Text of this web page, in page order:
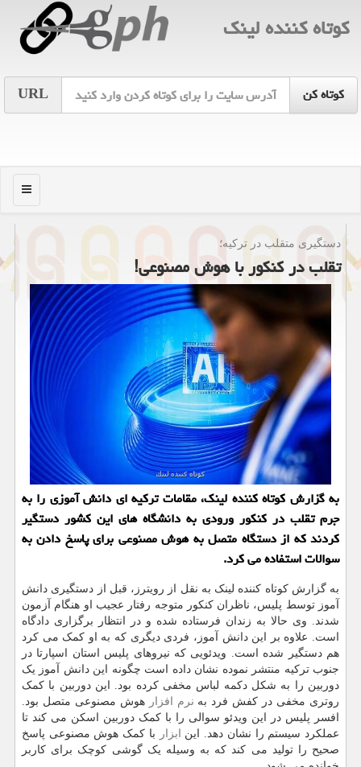
كوتاه كننده لینك
URL
منو
دستگیری متقلب در تركیه؛
تقلب در کنکور با هوش مصنوعی!
به گزارش کوتاه کننده لینک، مقامات ترکیه ای دانش آموزی را به
جرم تقلب در کنکور ورودی به دانشگاه های این کشور دستگیر
کردند که از دستگاه متصل به هوش مصنوعی برای پاسخ دادن به
سوالات استفاده می کرد.
به گزارش کوتاه کننده لینک به نقل از رویترز، قبل از دستگیری دانش
آموز توسط پلیس، ناظران کنکور متوجه رفتار عجیب او هنگام آزمون
شدند. وی حالا به زندان فرستاده شده و در انتظار برگزاری دادگاه
است. علاوه بر این دانش آموز، فردی دیگری که به او کمک می کرد
هم دستگیر شده است. ویدئویی که نیروهای پلیس استان اسپارتا در
جنوب ترکیه منتشر نموده نشان داده است چگونه این دانش آموز یک
دوربین را به شکل دکمه لباس مخفی کرده بود. این دوربین با کمک
روتری مخفی در کفش فرد به نرم افزار هوش مصنوعی متصل بود.
افسر پلیس در این ویدئو سوالی را با کمک دوربین اسکن می کند تا
عملکرد سیستم را نشان دهد. این
ابزار
با کمک هوش مصنوعی پاسخ
صحیح را تولید می کند که به وسیله یک گوشی کوچک برای کاربر